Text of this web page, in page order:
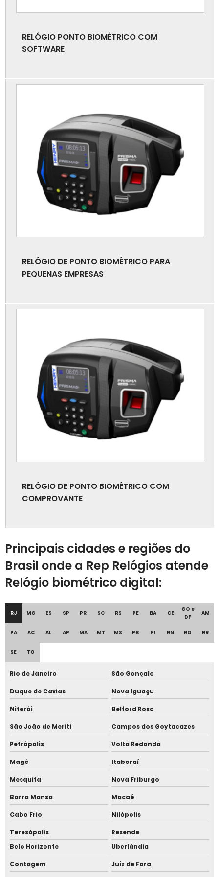
Catraca eletrônica de academia
Catraca eletrônica para empresa
Catraca eletrônica para escola
Catraca para controle de acesso
Catraca para padaria
Catraca para padaria com comanda
Catraca para portaria
Catraca tipo torniquete
Controle de acesso biométrico para condomínios
Controle de acesso biométrico para portas
Controle de acesso catracas
Controle de acesso com qr code
Controle de acesso com reconhecimento facial
Controle de acesso de veículos
Controle de acesso externo
Controle de acesso informatizado
Controle de acesso para condomínio
Controle de acesso para escolas
Controle de acesso para estacionamento
Controle de acesso para obras
Controle de acesso para piscina
Controle de acesso para porta de vidro
Controle de acesso para restaurante
Controle de acesso por biometria
Controle de acesso por biometria facial
Controle de acesso reconhecimento de face
Controle de acesso sistema
Controle de ponto online
RELÓGIO PONTO BIOMÉTRICO COM
SOFTWARE
RELÓGIO DE PONTO BIOMÉTRICO PARA
PEQUENAS EMPRESAS
RELÓGIO DE PONTO BIOMÉTRICO COM
COMPROVANTE
Principais cidades e regiões do
Brasil onde a Rep Relógios atende
Relógio biométrico digital:
RJ MG ES SP PR SC RS PE BA CE
GO e
DF
AM
PA AC AL AP MA MT MS PB PI RN RO RR
SE TO
Rio de Janeiro São Gonçalo
Duque de Caxias Nova Iguaçu
Niterói Belford Roxo
São João de Meriti Campos dos Goytacazes
Petrópolis Volta Redonda
Magé Itaboraí
Mesquita Nova Friburgo
Barra Mansa Macaé
Cabo Frio Nilópolis
Teresópolis
Resende
Belo Horizonte
Uberlândia
Contagem Juiz de Fora